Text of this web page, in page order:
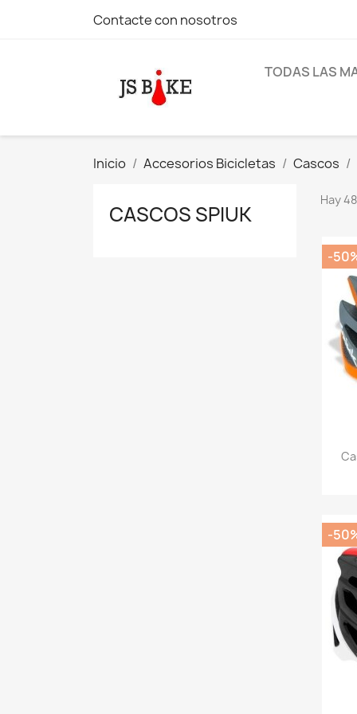
Contacte con nosotros
TODAS LAS
Inicio Accesorios Bicicletas Cascos
CASCOS SPIUK
Hay
-
-